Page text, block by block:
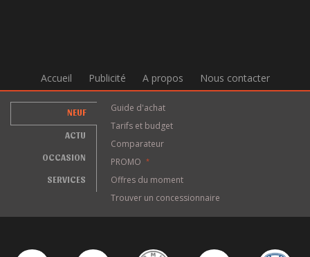
Accueil Publicité A propos Nous contacter
NEUF
ACTU
OCCASION
SERVICES
Guide d'achat
Tarifs et budget
Comparateur
PROMO
*
Offres du moment
Trouver un concessionnaire